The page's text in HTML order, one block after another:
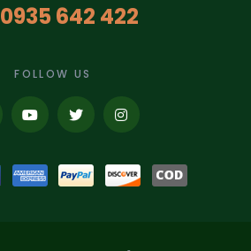
0935 642 422
FOLLOW US